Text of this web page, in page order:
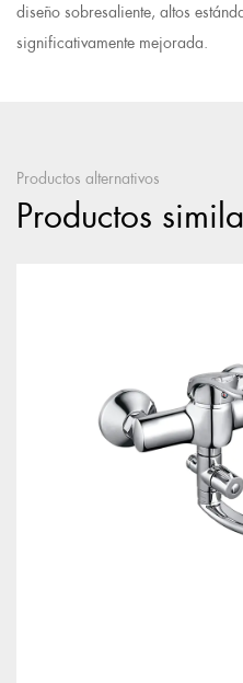
diseño sobresaliente, altos
significativamente mejorada.
Productos alternativos
Productos